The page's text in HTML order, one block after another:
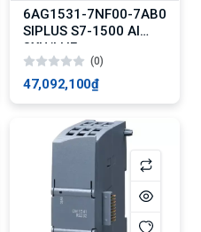
6AG1531-7NF00-7AB0
SIPLUS S7-1500 AI
8XU/I HF
(0)
47,092,100₫